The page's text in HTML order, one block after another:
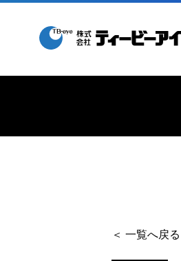
＜ 一覧へ戻る